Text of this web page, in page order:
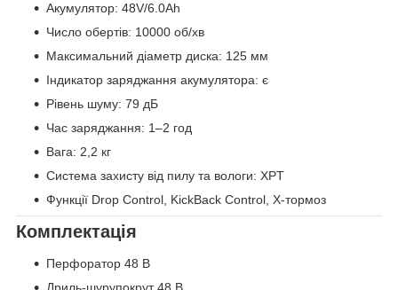
Акумулятор: 48V/6.0Ah
Число обертів: 10000 об/хв
Максимальний діаметр диска: 125 мм
Індикатор заряджання акумулятора: є
Рівень шуму: 79 дБ
Час заряджання: 1–2 год
Вага: 2,2 кг
Система захисту від пилу та вологи: XPT
Функції Drop Control, KickBack Control, X-тормоз
Комплектація
Перфоратор 48 В